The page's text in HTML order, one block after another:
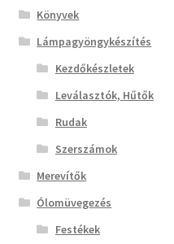
Könyvek
Lámpagyöngykészítés
Kezdőkészletek
Leválasztók, Hűtők
Rudak
Szerszámok
Merevítők
Ólomüvegezés
Festékek